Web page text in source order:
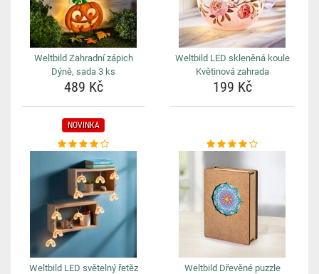
Weltbild Zahradní zápich
Dýně, sada 3 ks
489 Kč
Weltbild LED skleněná koule
Květinová zahrada
199 Kč
NOVINKA
Weltbild LED světelný řetěz
Weltbild Dřevěné puzzle